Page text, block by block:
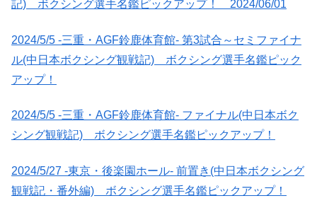
記) ボクシング選手名鑑ピックアップ！ 2024/06/01
2024/5/5 -三重・AGF鈴鹿体育館- 第3試合～セミファイナ
ル(中日本ボクシング観戦記) ボクシング選手名鑑ピック
アップ！
2024/5/5 -三重・AGF鈴鹿体育館- ファイナル(中日本ボク
シング観戦記) ボクシング選手名鑑ピックアップ！
2024/5/27 -東京・後楽園ホール- 前置き(中日本ボクシング
観戦記・番外編) ボクシング選手名鑑ピックアップ！